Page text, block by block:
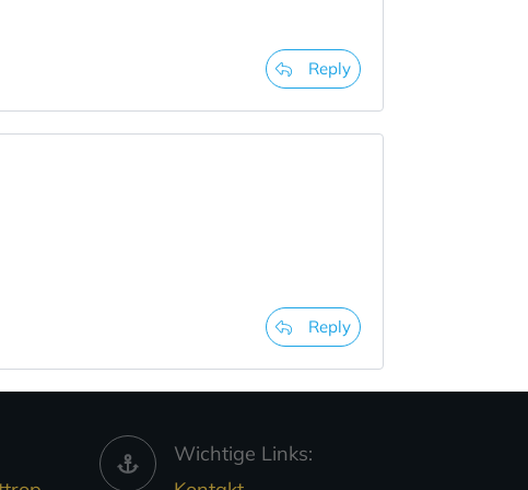
Reply
Reply
Wichtige Links: